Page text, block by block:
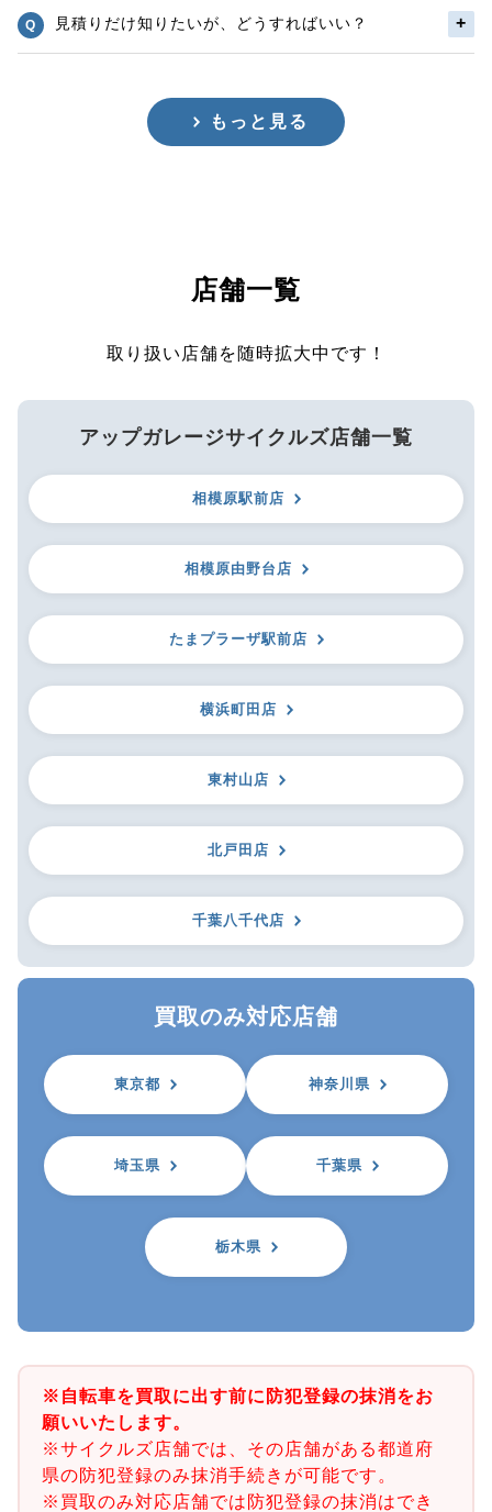
見積りだけ知りたいが、どうすればいい？
もっと見る
店舗一覧
取り扱い店舗を随時拡大中です！
アップガレージサイクルズ店舗一覧
相模原駅前店
相模原由野台店
たまプラーザ駅前店
横浜町田店
東村山店
北戸田店
千葉八千代店
買取のみ対応店舗
東京都 神奈川県
埼玉県 千葉県
栃木県
※自転車を買取に出す前に防犯登録の抹消をお
願いいたします。
※サイクルズ店舗では、その店舗がある都道府
県の防犯登録のみ抹消手続きが可能です。
※買取のみ対応店舗では防犯登録の抹消はでき